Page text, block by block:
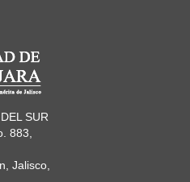
SUR
883,
Jalisco,